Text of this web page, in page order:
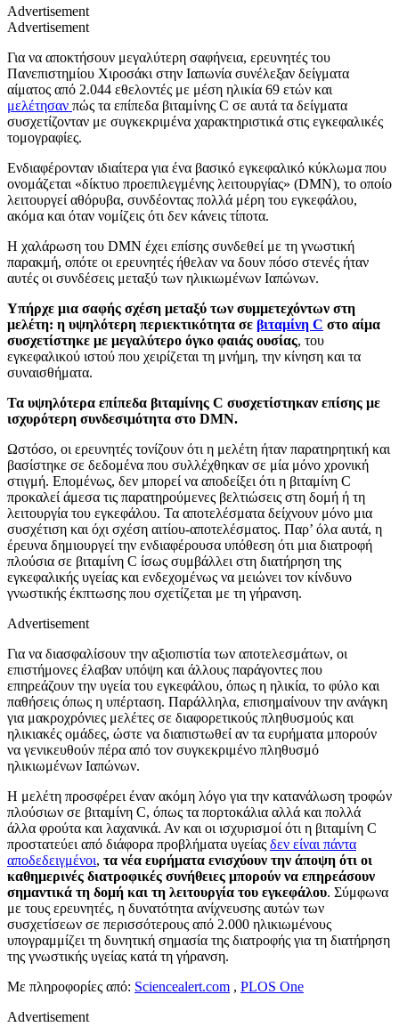
Advertisement
Advertisement
Για να αποκτήσουν μεγαλύτερη σαφήνεια, ερευνητές του
Πανεπιστημίου Χιροσάκι στην Ιαπωνία συνέλεξαν δείγματα
αίματος από 2.044 εθελοντές με μέση ηλικία 69 ετών και
μελέτησαν πώς τα επίπεδα βιταμίνης C σε αυτά τα δείγματα
συσχετίζονταν με συγκεκριμένα χαρακτηριστικά στις εγκεφαλικές
τομογραφίες.
Ενδιαφέρονταν ιδιαίτερα για ένα βασικό εγκεφαλικό κύκλωμα που
ονομάζεται «δίκτυο προεπιλεγμένης λειτουργίας» (DMN), το οποίο
λειτουργεί αθόρυβα, συνδέοντας πολλά μέρη του εγκεφάλου,
ακόμα και όταν νομίζεις ότι δεν κάνεις τίποτα.
Η χαλάρωση του DMN έχει επίσης συνδεθεί με τη γνωστική
παρακμή, οπότε οι ερευνητές ήθελαν να δουν πόσο στενές ήταν
αυτές οι συνδέσεις μεταξύ των ηλικιωμένων Ιαπώνων.
Υπήρχε μια σαφής σχέση μεταξύ των συμμετεχόντων στη
μελέτη: η υψηλότερη περιεκτικότητα σε βιταμίνη C στο αίμα
συσχετίστηκε με μεγαλύτερο όγκο φαιάς ουσίας, του
εγκεφαλικού ιστού που χειρίζεται τη μνήμη, την κίνηση και τα
συναισθήματα.
Τα υψηλότερα επίπεδα βιταμίνης C συσχετίστηκαν επίσης με
ισχυρότερη συνδεσιμότητα στο DMN.
Ωστόσο, οι ερευνητές τονίζουν ότι η μελέτη ήταν παρατηρητική και
βασίστηκε σε δεδομένα που συλλέχθηκαν σε μία μόνο χρονική
στιγμή. Επομένως, δεν μπορεί να αποδείξει ότι η βιταμίνη C
προκαλεί άμεσα τις παρατηρούμενες βελτιώσεις στη δομή ή τη
λειτουργία του εγκεφάλου. Τα αποτελέσματα δείχνουν μόνο μια
συσχέτιση και όχι σχέση αιτίου-αποτελέσματος. Παρ’ όλα αυτά, η
έρευνα δημιουργεί την ενδιαφέρουσα υπόθεση ότι μια διατροφή
πλούσια σε βιταμίνη C ίσως συμβάλλει στη διατήρηση της
εγκεφαλικής υγείας και ενδεχομένως να μειώνει τον κίνδυνο
γνωστικής έκπτωσης που σχετίζεται με τη γήρανση.
Advertisement
Για να διασφαλίσουν την αξιοπιστία των αποτελεσμάτων, οι
επιστήμονες έλαβαν υπόψη και άλλους παράγοντες που
επηρεάζουν την υγεία του εγκεφάλου, όπως η ηλικία, το φύλο και
παθήσεις όπως η υπέρταση. Παράλληλα, επισημαίνουν την ανάγκη
για μακροχρόνιες μελέτες σε διαφορετικούς πληθυσμούς και
ηλικιακές ομάδες, ώστε να διαπιστωθεί αν τα ευρήματα μπορούν
να γενικευθούν πέρα από τον συγκεκριμένο πληθυσμό
ηλικιωμένων Ιαπώνων.
Η μελέτη προσφέρει έναν ακόμη λόγο για την κατανάλωση τροφών
πλούσιων σε βιταμίνη C, όπως τα πορτοκάλια αλλά και πολλά
άλλα φρούτα και λαχανικά. Αν και οι ισχυρισμοί ότι η βιταμίνη C
προστατεύει από διάφορα προβλήματα υγείας δεν είναι πάντα
αποδεδειγμένοι, τα νέα ευρήματα ενισχύουν την άποψη ότι οι
καθημερινές διατροφικές συνήθειες μπορούν να επηρεάσουν
σημαντικά τη δομή και τη λειτουργία του εγκεφάλου. Σύμφωνα
με τους ερευνητές, η δυνατότητα ανίχνευσης αυτών των
συσχετίσεων σε περισσότερους από 2.000 ηλικιωμένους
υπογραμμίζει τη δυνητική σημασία της διατροφής για τη διατήρηση
της γνωστικής υγείας κατά τη γήρανση.
Με πληροφορίες από: Sciencealert.com , PLOS One
Advertisement